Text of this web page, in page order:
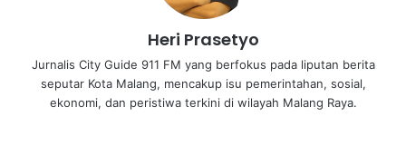
Heri Prasetyo
Jurnalis City Guide 911 FM yang berfokus pada liputan berita
seputar Kota Malang, mencakup isu pemerintahan, sosial,
ekonomi, dan peristiwa terkini di wilayah Malang Raya.